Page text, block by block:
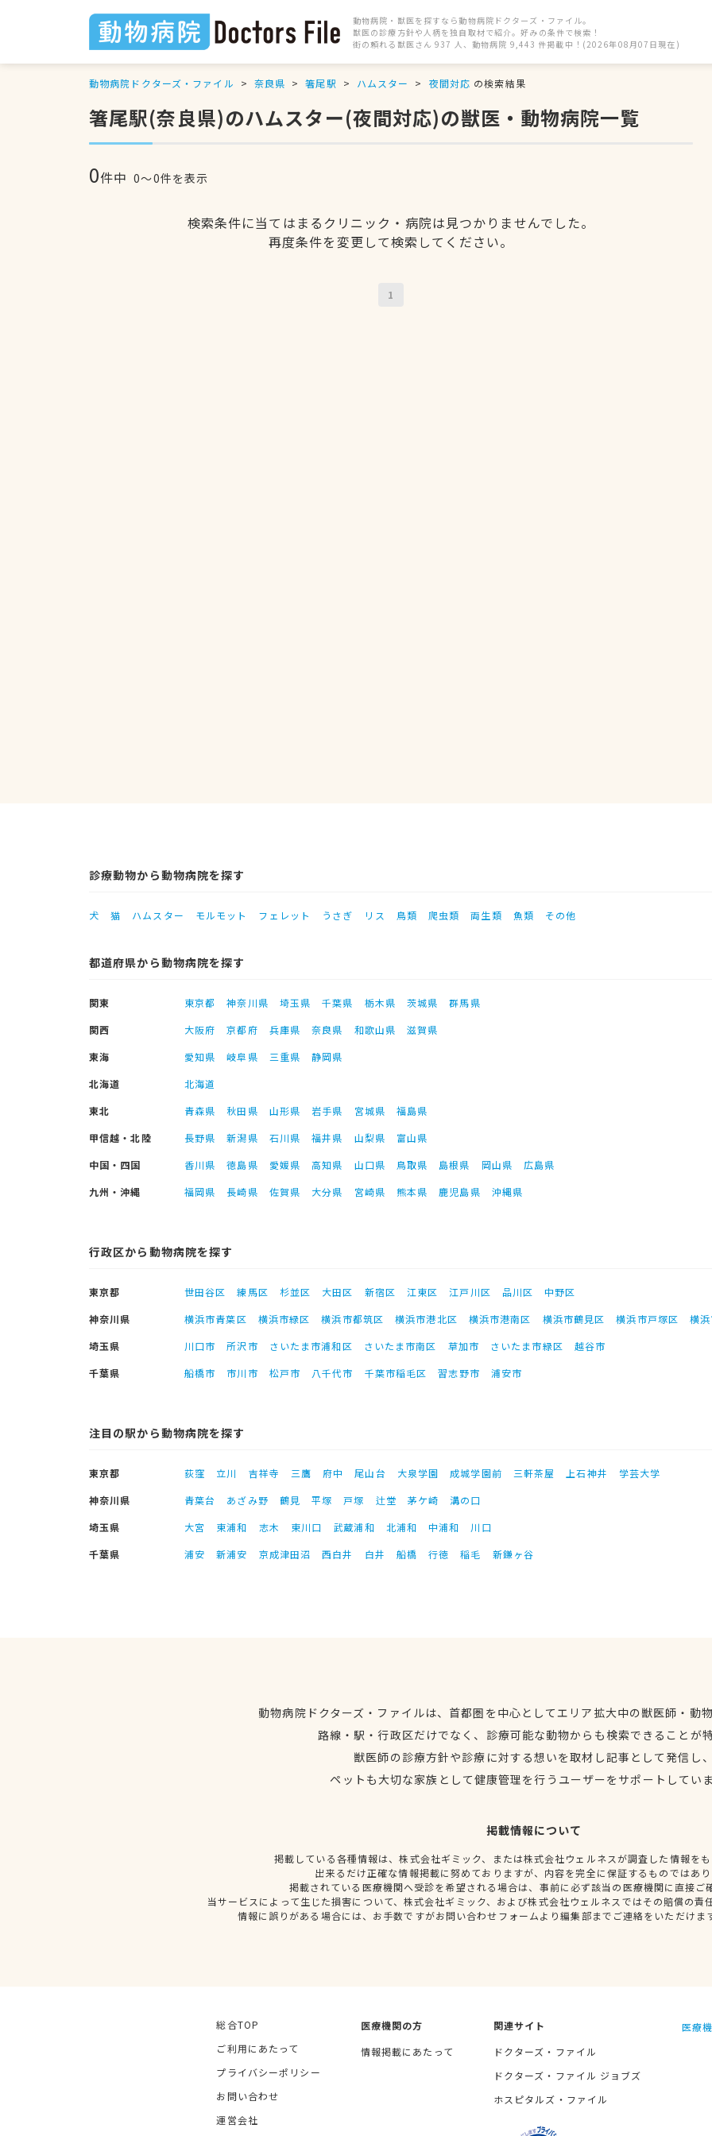
動物病院・獣医を探すなら動物病院ドクターズ・ファイル。
獣医の診療方針や人柄を独自取材で紹介。好みの条件で検索！
街の頼れる獣医さん 937 人、動物病院 9,443 件掲載中！(2026年08月07日現在)
動物病院ドクターズ・ファイル 奈良県 箸尾駅 ハムスター 夜間対応 の検索結果
箸尾駅(奈良県)のハムスター(夜間対応)の獣医・動物病院一覧
0件中 0〜0件を表示
検索条件に当てはまるクリニック・病院は見つかりませんでした。
再度条件を変更して検索してください。
1
診療動物から動物病院を探す
犬 猫 ハムスター モルモット フェレット うさぎ リス 鳥類 爬虫類 両生類 魚類 その他
都道府県から動物病院を探す
関東 東京都 神奈川県 埼玉県 千葉県 栃木県 茨城県
群馬県
関西
大阪府 京都府 兵庫県 奈良県 和歌山県
滋賀県
東海
愛知県 岐阜県 三重県
静岡県
北海道
北海道
東北
青森県 秋田県 山形県 岩手県 宮城県
福島県
甲信越・北陸
長野県 新潟県 石川県 福井県 山梨県
富山県
中国・四国
香川県 徳島県 愛媛県 高知県 山口県 鳥取県 島根県 岡山県
広島県
九州・沖縄
福岡県 長崎県 佐賀県 大分県 宮崎県 熊本県 鹿児島県 沖縄県
行政区から動物病院を探す
東京都 世田谷区 練馬区 杉並区 大田区 新宿区 江東区 江戸川区 品川区
中野区
神奈川県
横浜市青葉区 横浜市緑区 横浜市都筑区 横浜市港北区 横浜市港南区 横浜市鶴見区 横浜市戸塚区
横
埼玉県
川口市 所沢市 さいたま市浦和区 さいたま市南区 草加市 さいたま市緑区
越谷市
千葉県
船橋市 市川市 松戸市 八千代市 千葉市稲毛区 習志野市 浦安市
注目の駅から動物病院を探す
東京都 荻窪 立川 吉祥寺 三鷹 府中 尾山台 大泉学園 成城学園前 三軒茶屋 上石神井
学芸大学
神奈川県
青葉台 あざみ野 鶴見 平塚 戸塚 辻堂 茅ケ崎
溝の口
埼玉県
大宮 東浦和 志木 東川口 武蔵浦和 北浦和 中浦和
川口
千葉県
浦安 新浦安 京成津田沼 西白井 白井 船橋 行徳 稲毛 新鎌ヶ谷
動物病院ドクターズ・ファイルは、首都圏を中心としてエリア拡大中の獣医師・動
路線・駅・行政区だけでなく、診療可能な動物からも検索できることが
獣医師の診療方針や診療に対する想いを取材し記事として発信し
ペットも大切な家族として健康管理を行うユーザーをサポートしてい
掲載情報について
掲載している各種情報は、株式会社ギミック、または株式会社ウェルネスが調査した情報を
出来るだけ正確な情報掲載に努めておりますが、内容を完全に保証するものではあ
掲載されている医療機関へ受診を希望される場合は、事前に必ず該当の医療機関に直接ご
当サービスによって生じた損害について、株式会社ギミック、および株式会社ウェルネスではその賠償の責
情報に誤りがある場合には、お手数ですがお問い合わせフォームより編集部までご連絡をいただけま
総合TOP
ご利用にあたって
プライバシーポリシー
お問い合わせ
運営会社
医療機関の方
情報掲載にあたって
関連サイト
ドクターズ・ファイル
ドクターズ・ファイル ジョブズ
ホスピタルズ・ファイル
医療